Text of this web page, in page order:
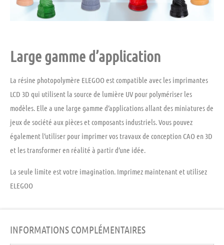
Large gamme d’application
La résine photopolymère ELEGOO est compatible avec les imprimantes
LCD 3D qui utilisent la source de lumière UV pour polymériser les
modèles. Elle a une large gamme d’applications allant des miniatures de
jeux de société aux pièces et composants industriels. Vous pouvez
également l’utiliser pour imprimer vos travaux de conception CAO en 3D
et les transformer en réalité à partir d’une idée.
La seule limite est votre imagination. Imprimez maintenant et utilisez
ELEGOO
INFORMATIONS COMPLÉMENTAIRES